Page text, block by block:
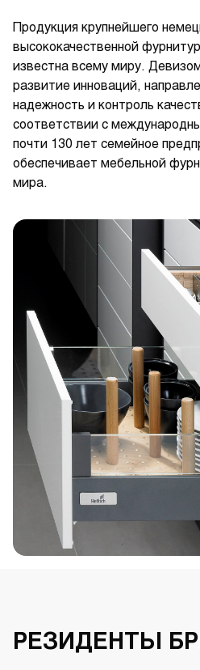
Продукция крупнейшего
высококачественной
известна всему миру.
развитие инноваций,
надежность и контроль
соответствии с
почти 130 лет семейное
обеспечивает мебельной
мира.
РЕЗИДЕНТЫ